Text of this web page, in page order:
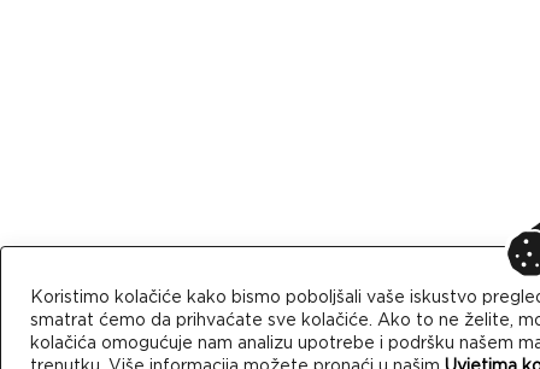
Koristimo kolačiće kako bismo poboljšali vaše iskustvo
smatrat ćemo da prihvaćate sve kolačiće. Ako to ne želite,
kolačića omogućuje nam analizu upotrebe i podršku našem